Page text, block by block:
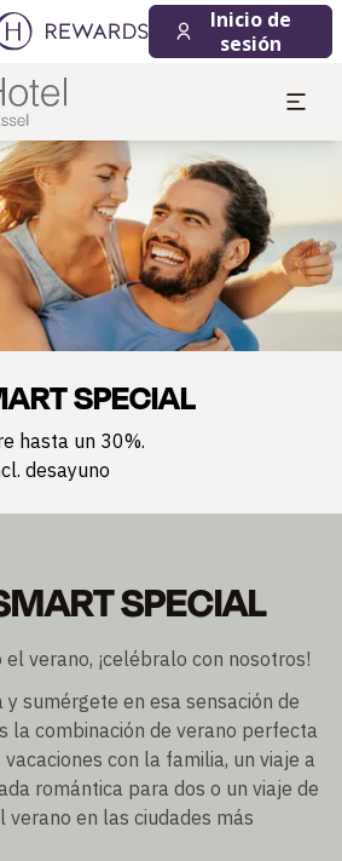
Inicio de
sesión
SPECIAL
hasta un 30%.
desayuno
SPECIAL
verano, ¡celébralo con nosotros!
sumérgete en esa sensación de
la combinación de verano perfecta
vacaciones con la familia, un viaje a
romántica para dos o un viaje de
verano en las ciudades más